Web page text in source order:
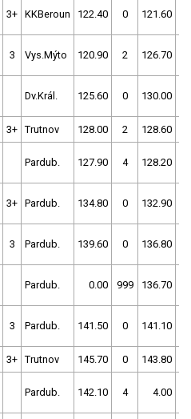
3+ KKBeroun 122.40 0 121.60
3 Vys.Mýto 120.90 2 126.70
Dv.Král. 125.60 0 130.00
3+ Trutnov 128.00 2 128.60
Pardub. 127.90 4 128.20
3+ Pardub. 134.80 0 132.90
3 Pardub. 139.60 0 136.80
Pardub. 0.00 999 136.70
3 Pardub. 141.50 0 141.10
3+ Trutnov 145.70 0 143.80
Pardub. 142.10 4 4.00